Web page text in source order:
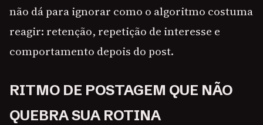
não dá para ignorar como o algoritmo costuma
reagir: retenção, repetição de interesse e
comportamento depois do post.
RITMO DE POSTAGEM QUE NÃO
QUEBRA SUA ROTINA